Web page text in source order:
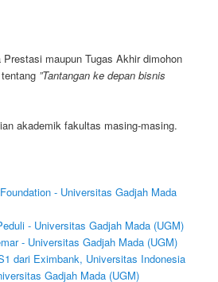
maupun Tugas Akhir dimohon
”Tantangan ke depan bisnis
akademik fakultas masing-masing.
- Universitas Gadjah Mada
- Universitas Gadjah Mada (UGM)
- Universitas Gadjah Mada (UGM)
dari Eximbank, Universitas Indonesia
Gadjah Mada (UGM)